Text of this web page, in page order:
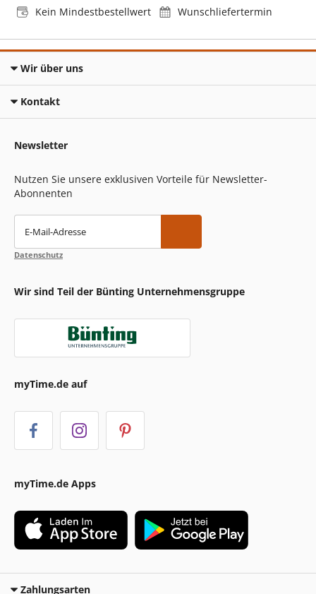
Kein Mindestbestellwert
Wunschliefertermin
Wir über uns
Kontakt
Newsletter
Nutzen Sie unsere exklusiven Vorteile für Newsletter-
Abonnenten
E-Mail-Adresse
Datenschutz
Wir sind Teil der Bünting Unternehmensgruppe
myTime.de auf
myTime.de Apps
Zahlungsarten